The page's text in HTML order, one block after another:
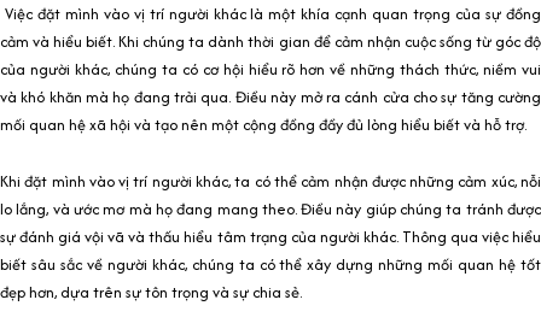
Việc đặt mình vào vị trí người khác là một khía cạnh quan trọng của sự đồng
cảm và hiểu biết. Khi chúng ta dành thời gian để cảm nhận cuộc sống từ góc độ
của người khác, chúng ta có cơ hội hiểu rõ hơn về những thách thức, niềm vui
và khó khăn mà họ đang trải qua. Điều này mở ra cánh cửa cho sự tăng cường
mối quan hệ xã hội và tạo nên một cộng đồng đầy đủ lòng hiểu biết và hỗ trợ.
Khi đặt mình vào vị trí người khác, ta có thể cảm nhận được những cảm xúc, nỗi
lo lắng, và ước mơ mà họ đang mang theo. Điều này giúp chúng ta tránh được
sự đánh giá vội vã và thấu hiểu tâm trạng của người khác. Thông qua việc hiểu
biết sâu sắc về người khác, chúng ta có thể xây dựng những mối quan hệ tốt
đẹp hơn, dựa trên sự tôn trọng và sự chia sẻ.